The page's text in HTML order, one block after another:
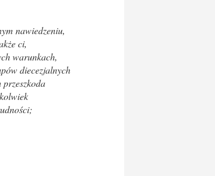
nawiedzeniu,
ci,
warunkach,
diecezjalnych